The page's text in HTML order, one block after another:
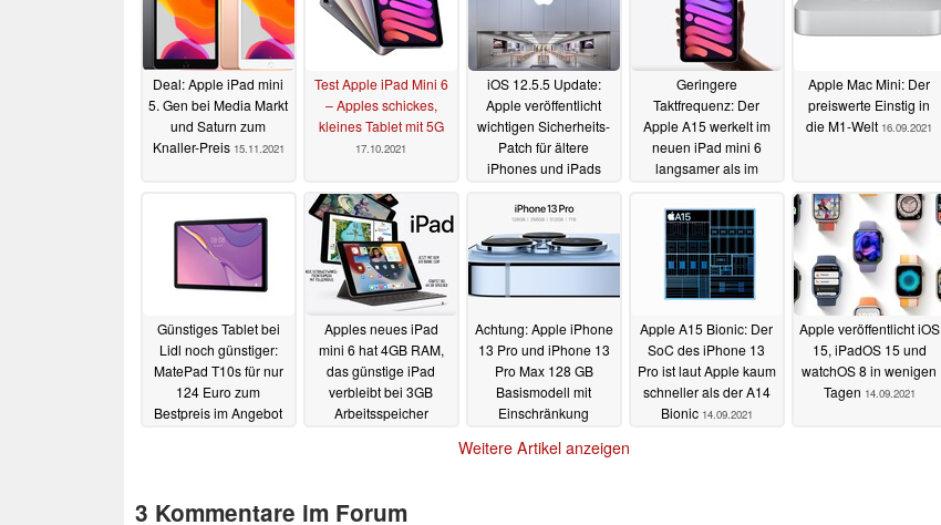
Deal: Apple iPad mini
5. Gen bei Media Markt
und Saturn zum
Knaller-Preis 15.11.2021
Test Apple iPad Mini 6
– Apples schickes,
kleines Tablet mit 5G
17.10.2021
iOS 12.5.5 Update:
Apple veröffentlicht
wichtigen Sicherheits-
Patch für ältere
iPhones und iPads
Geringere
Taktfrequenz: Der
Apple A15 werkelt im
neuen iPad mini 6
langsamer als im
Apple Mac Mini: Der
preiswerte Einstig in
die M1-Welt 16.09.2021
Günstiges Tablet bei
Lidl noch günstiger:
MatePad T10s für nur
124 Euro zum
Bestpreis im Angebot
Apples neues iPad
mini 6 hat 4GB RAM,
das günstige iPad
verbleibt bei 3GB
Arbeitsspeicher
Achtung: Apple iPhone
13 Pro und iPhone 13
Pro Max 128 GB
Basismodell mit
Einschränkung
Apple A15 Bionic: Der
SoC des iPhone 13
Pro ist laut Apple kaum
schneller als der A14
Bionic 14.09.2021
Apple veröffentlicht iOS
15, iPadOS 15 und
watchOS 8 in wenigen
Tagen 14.09.2021
Weitere Artikel anzeigen
3 Kommentare im Forum